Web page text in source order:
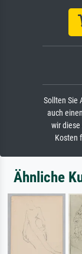
Sollten Sie
auch
wir
Kosten
Ähnliche